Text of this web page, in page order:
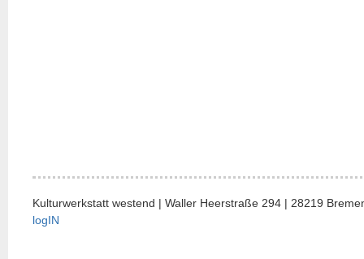
Kulturwerkstatt westend | Waller Heerstraße 294 | 28219
logIN